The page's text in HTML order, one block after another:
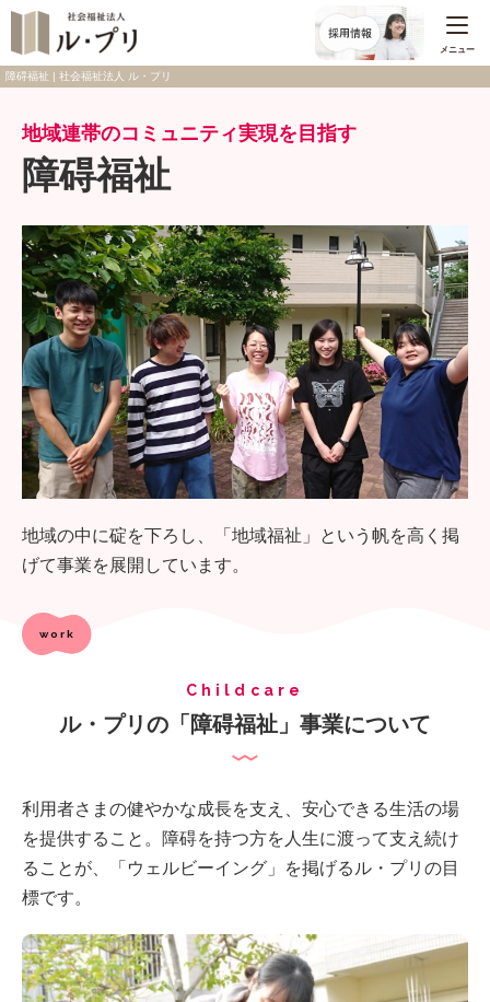
メニュー
障碍福祉 | 社会福祉法人 ル・プリ
地域連帯のコミュニティ実現を目指す
障碍福祉
地域の中に碇を下ろし、
「地域福祉」という帆を高く掲
げて事業を展開しています。
work
Childcare
ル・プリの「障碍福祉」事業について
利用者さまの健やかな成長を支え、安心できる生活の場
を提供すること。 障碍を持つ方を人生に渡って支え続け
ることが、
「ウェルビーイング」を掲げるル・プリの目
標です。